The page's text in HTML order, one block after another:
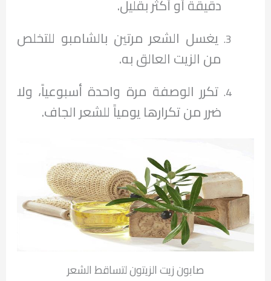
دقيقة أو أكثر بقليل.
يغسل الشعر مرتين بالشامبو للتخلص
من الزيت العالق به.
تكرر الوصفة مرة واحدة أسبوعياً، ولا
ضرر من تكرارها يومياً للشعر الجاف.
صابون زيت الزيتون لتساقط الشعر